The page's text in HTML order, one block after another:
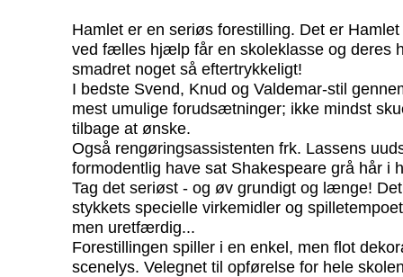
Hamlet er en seriøs forestilling. Det er
ved fælles hjælp får en skoleklasse og deres
smadret noget så eftertrykkeligt!
I bedste Svend, Knud og Valdemar-stil
mest umulige forudsætninger; ikke mindst
tilbage at ønske.
Også rengøringsassistenten frk. Lassens
formodentlig have sat Shakespeare grå hår i
Tag det seriøst - og øv grundigt og længe!
stykkets specielle virkemidler og
men uretfærdig...
Forestillingen spiller i en enkel, men flot
scenelys. Velegnet til opførelse for hele